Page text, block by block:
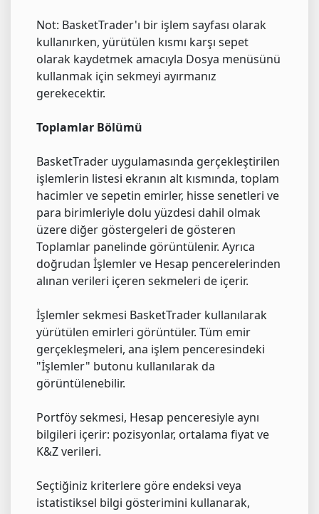
Not: BasketTrader'ı bir işlem sayfası olarak
kullanırken, yürütülen kısmı karşı sepet
olarak kaydetmek amacıyla Dosya menüsünü
kullanmak için sekmeyi ayırmanız
gerekecektir.
Toplamlar Bölümü
BasketTrader uygulamasında gerçekleştirilen
işlemlerin listesi ekranın alt kısmında, toplam
hacimler ve sepetin emirler, hisse senetleri ve
para birimleriyle dolu yüzdesi dahil olmak
üzere diğer göstergeleri de gösteren
Toplamlar panelinde görüntülenir. Ayrıca
doğrudan İşlemler ve Hesap pencerelerinden
alınan verileri içeren sekmeleri de içerir.
İşlemler sekmesi BasketTrader kullanılarak
yürütülen emirleri görüntüler. Tüm emir
gerçekleşmeleri, ana işlem penceresindeki
"İşlemler" butonu kullanılarak da
görüntülenebilir.
Portföy sekmesi, Hesap penceresiyle aynı
bilgileri içerir: pozisyonlar, ortalama fiyat ve
K&Z verileri.
Seçtiğiniz kriterlere göre endeksi veya
istatistiksel bilgi gösterimini kullanarak,